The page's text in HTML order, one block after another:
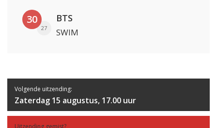
30
27
BTS
SWIM
Volgende uitzending:
Zaterdag 15 augustus, 17.00 uur